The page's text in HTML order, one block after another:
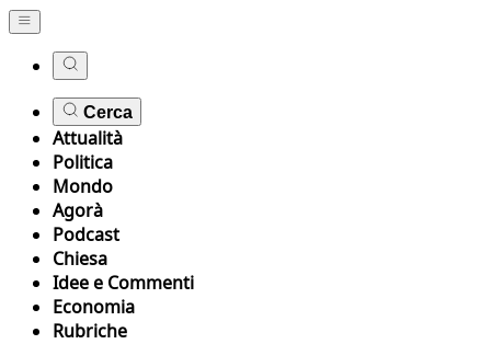
Cerca
Attualità
Politica
Mondo
Agorà
Podcast
Chiesa
Idee e Commenti
Economia
Rubriche